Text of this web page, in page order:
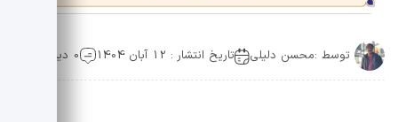
توسط :محسن دلیلی تاریخ انتشار : 12 آبان 1404 0 دیدگاه